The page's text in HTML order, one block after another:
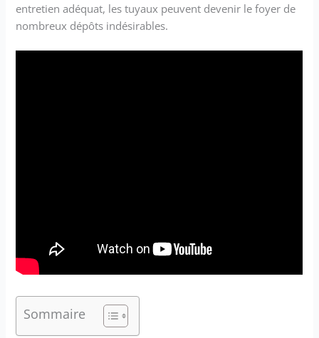
entretien adéquat, les tuyaux peuvent devenir le foyer de
nombreux dépôts indésirables.
Sommaire